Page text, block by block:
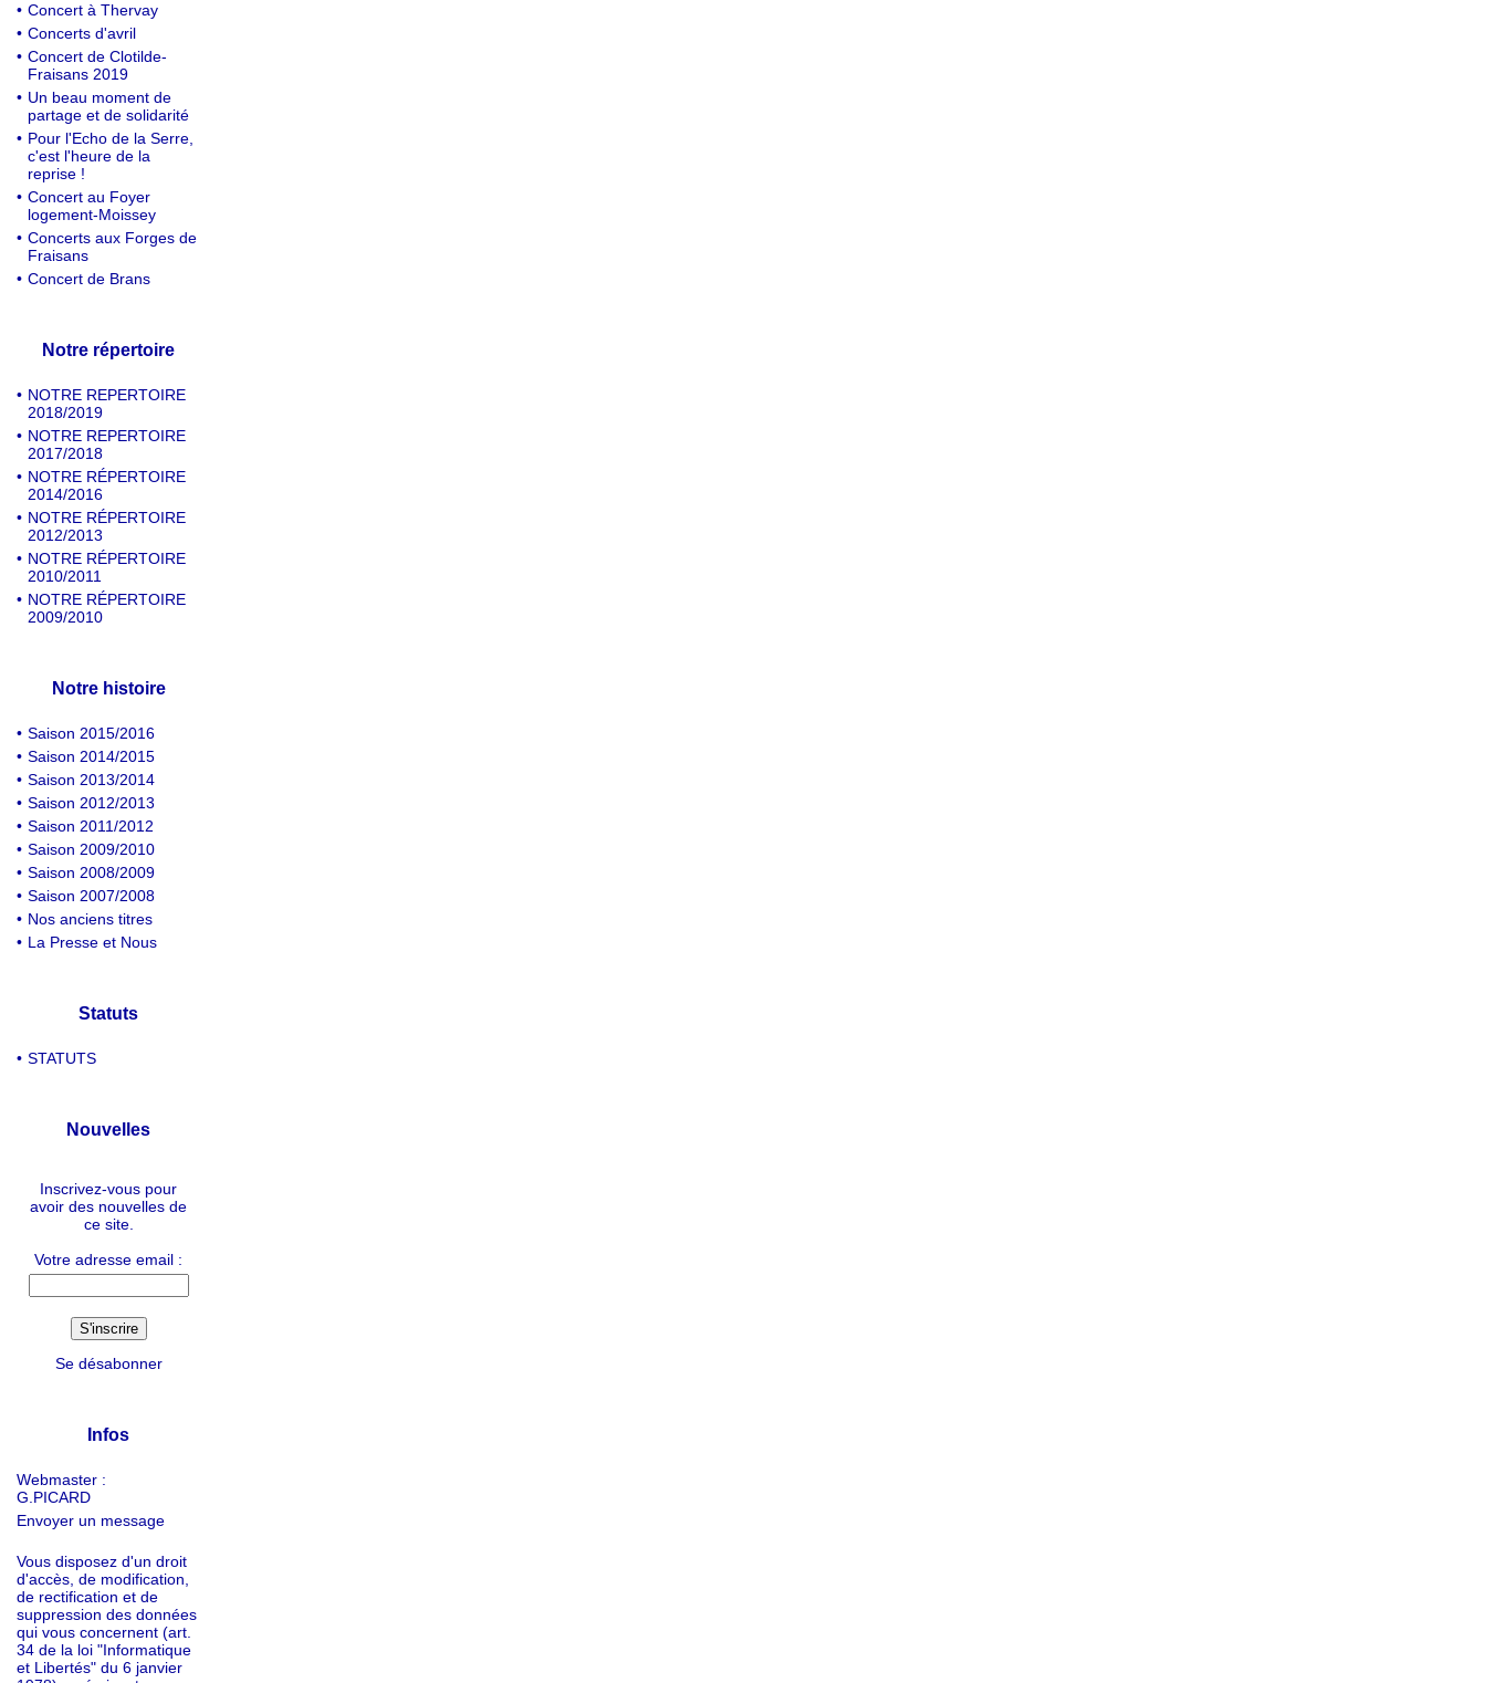
• Concert à Thervay
• Concerts d'avril
• Concert de Clotilde-
Fraisans 2019
• Un beau moment de
partage et de solidarité
• Pour l'Echo de la Serre,
c'est l'heure de la
reprise !
• Concert au Foyer
logement-Moissey
• Concerts aux Forges de
Fraisans
• Concert de Brans
Notre répertoire
• NOTRE REPERTOIRE
2018/2019
• NOTRE REPERTOIRE
2017/2018
• NOTRE RÉPERTOIRE
2014/2016
• NOTRE RÉPERTOIRE
2012/2013
• NOTRE RÉPERTOIRE
2010/2011
• NOTRE RÉPERTOIRE
2009/2010
Notre histoire
• Saison 2015/2016
• Saison 2014/2015
• Saison 2013/2014
• Saison 2012/2013
• Saison 2011/2012
• Saison 2009/2010
• Saison 2008/2009
• Saison 2007/2008
• Nos anciens titres
• La Presse et Nous
Statuts
• STATUTS
Nouvelles
Inscrivez-vous pour
avoir des nouvelles de
ce site.
Votre adresse email :
Se désabonner
Infos
Webmaster :
G.PICARD
Envoyer un message
Vous disposez d'un droit
d'accès, de modification,
de rectification et de
suppression des données
qui vous concernent (art.
34 de la loi "Informatique
et Libertés" du 6 janvier